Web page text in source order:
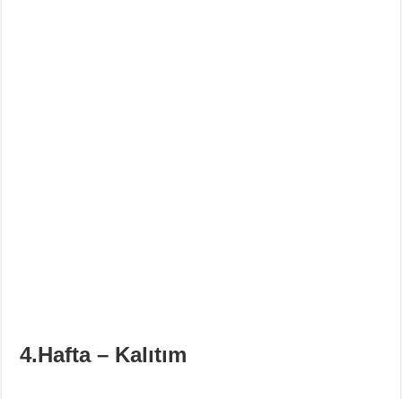
4.Hafta – Kalıtım